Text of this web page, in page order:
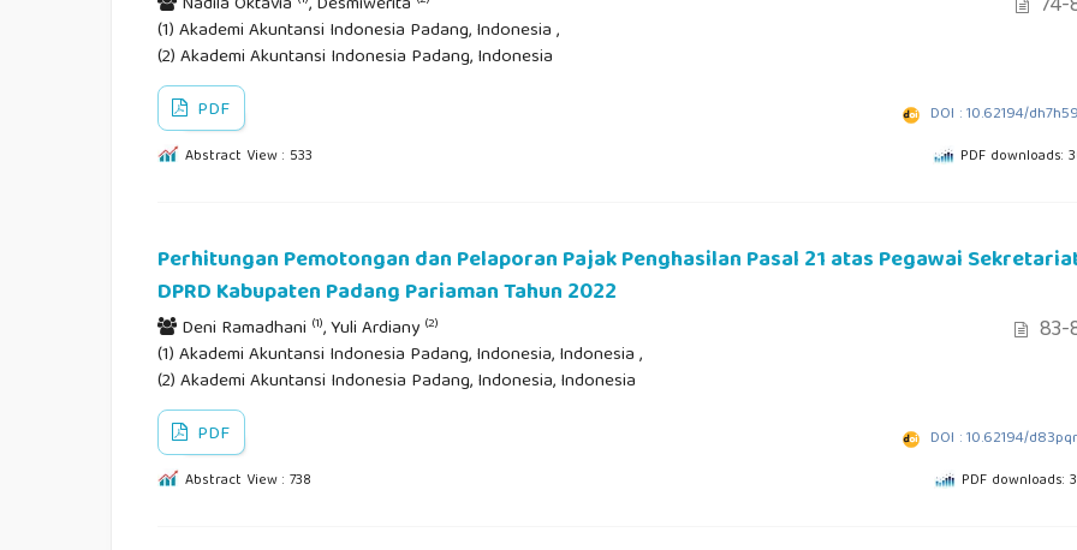
(1) Akademi Akuntansi Indonesia Padang, Indonesia ,
(2) Akademi Akuntansi Indonesia Padang, Indonesia
PDF DOI : 10.62194/
Abstract View : 533 PDF downloads:
Perhitungan Pemotongan dan Pelaporan Pajak Penghasilan Pasal 21 atas Pegawai
DPRD Kabupaten Padang Pariaman Tahun 2022
Deni Ramadhani (1), Yuli Ardiany (2)
(1) Akademi Akuntansi Indonesia Padang, Indonesia, Indonesia ,
(2) Akademi Akuntansi Indonesia Padang, Indonesia, Indonesia
83-
PDF DOI : 10.62194/
Abstract View : 738 PDF downloads: